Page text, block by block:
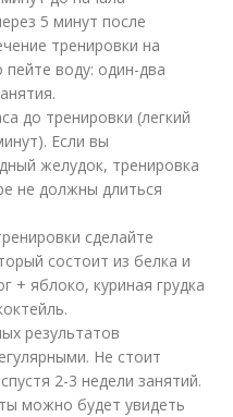
5 минут после
тренировки на
воду: один-два
до тренировки (легкий
Если вы
желудок, тренировка
не должны длиться
сделайте
состоит из белка и
+ яблоко, куриная грудка
результатов
Не стоит
2-3 недели занятий.
можно будет увидеть